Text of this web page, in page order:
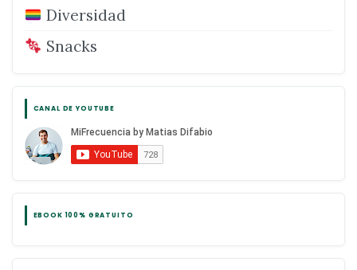
Diversidad
Snacks
CANAL DE YOUTUBE
EBOOK 100% GRATUITO